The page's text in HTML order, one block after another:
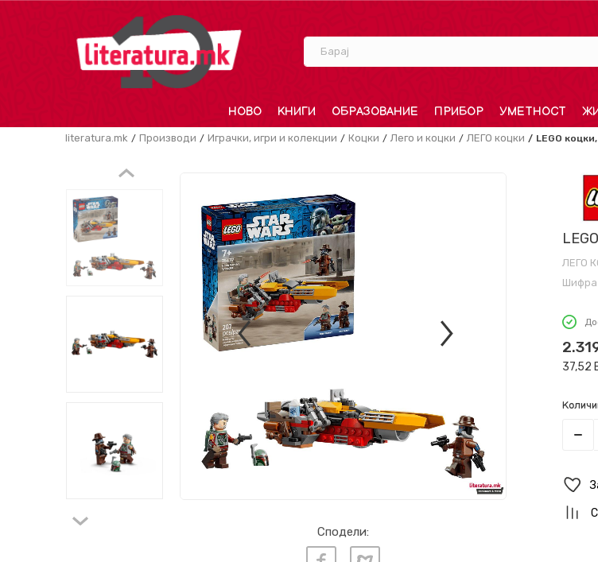
Барај
НОВО КНИГИ ОБРАЗОВАНИЕ ПРИБОР УМЕТНОСТ
literatura.mk Производи Играчки, игри и колекции Коцки Лего и коцки ЛЕГО коцки LEGO
Сподели:
ЛЕГО
Шифра
37,52